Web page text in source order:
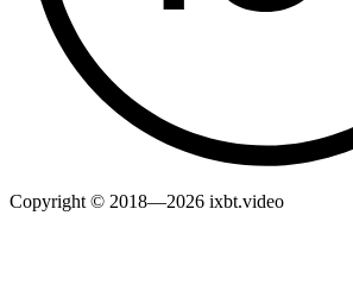
Copyright © 2018—2026 ixbt.video